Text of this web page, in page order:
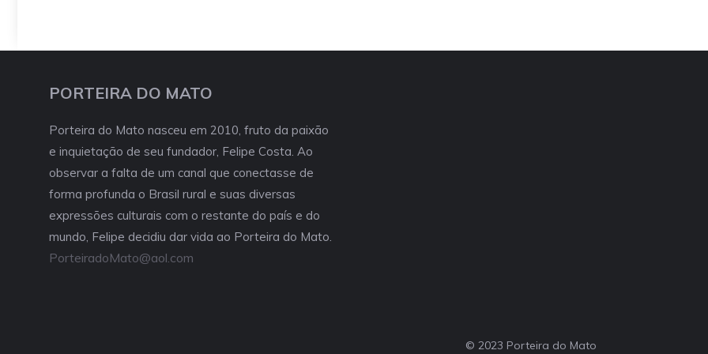
PORTEIRA DO MATO
Porteira do Mato nasceu em 2010, fruto da paixão
e inquietação de seu fundador, Felipe Costa. Ao
observar a falta de um canal que conectasse de
forma profunda o Brasil rural e suas diversas
expressões culturais com o restante do país e do
mundo, Felipe decidiu dar vida ao Porteira do Mato.
PorteiradoMato@aol.com
© 2023 Porteira do Mato